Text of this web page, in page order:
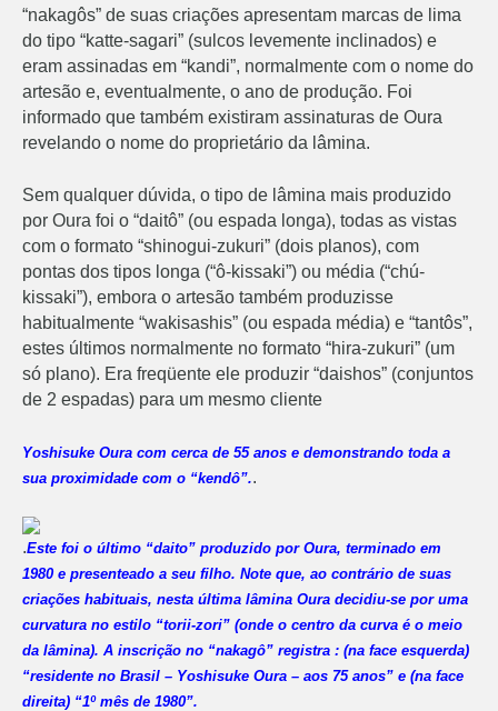
“nakagôs” de suas criações apresentam marcas de lima
do tipo “katte-sagari” (sulcos levemente inclinados) e
eram assinadas em “kandi”, normalmente com o nome do
artesão e, eventualmente, o ano de produção. Foi
informado que também existiram assinaturas de Oura
revelando o nome do proprietário da lâmina.
Sem qualquer dúvida, o tipo de lâmina mais produzido
por Oura foi o “daitô” (ou espada longa), todas as vistas
com o formato “shinogui-zukuri” (dois planos), com
pontas dos tipos longa (“ô-kissaki”) ou média (“chú-
kissaki”), embora o artesão também produzisse
habitualmente “wakisashis” (ou espada média) e “tantôs”,
estes últimos normalmente no formato “hira-zukuri” (um
só plano). Era freqüente ele produzir “daishos” (conjuntos
de 2 espadas) para um mesmo cliente
Yoshisuke Oura com cerca de 55 anos e demonstrando toda a
sua proximidade com o “kendô”..
.Este foi o último “daito” produzido por Oura, terminado em
1980 e presenteado a seu filho. Note que, ao contrário de suas
criações habituais, nesta última lâmina Oura decidiu-se por uma
curvatura no estilo “torii-zori” (onde o centro da curva é o meio
da lâmina). A inscrição no “nakagô” registra : (na face esquerda)
“residente no Brasil – Yoshisuke Oura – aos 75 anos” e (na face
direita) “1º mês de 1980”.